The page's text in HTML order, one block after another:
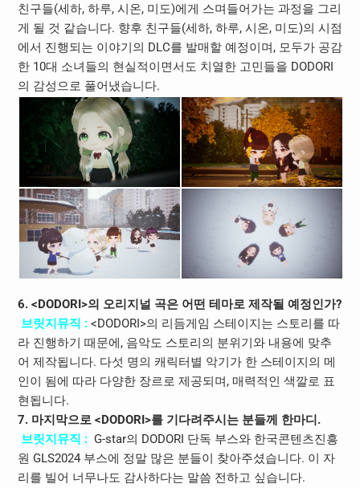
친구들(세하, 하루, 시온, 미도)에게 스며들어가는 과정을 그리
게 될 것 같습니다. 향후 친구들(세하, 하루, 시온, 미도)의 시점
에서 진행되는 이야기의 DLC를 발매할 예정이며, 모두가 공감
한 10대 소녀들의 현실적이면서도 치열한 고민들을 DODORI
의 감성으로 풀어냈습니다.
6. <DODORI>의 오리지널 곡은 어떤 테마로 제작될 예정인가?
브릿지뮤직 :<DODORI>의 리듬게임 스테이지는 스토리를 따
라 진행하기 때문에, 음악도 스토리의 분위기와 내용에 맞추
어 제작됩니다. 다섯 명의 캐릭터별 악기가 한 스테이지의 메
인이 됨에 따라 다양한 장르로 제공되며, 매력적인 색깔로 표
현됩니다.
7. 마지막으로 <DODORI>를 기다려주시는 분들께 한마디.
브릿지뮤직 :G-star의 DODORI 단독 부스와 한국콘텐츠진흥
원 GLS2024 부스에 정말 많은 분들이 찾아주셨습니다. 이 자
리를 빌어 너무나도 감사하다는 말씀 전하고 싶습니다.